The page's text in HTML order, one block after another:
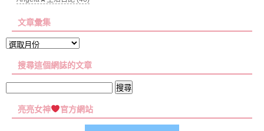
文章彙集
文
彙
搜尋這個網誌的文章
關
亮亮女神 官方網站